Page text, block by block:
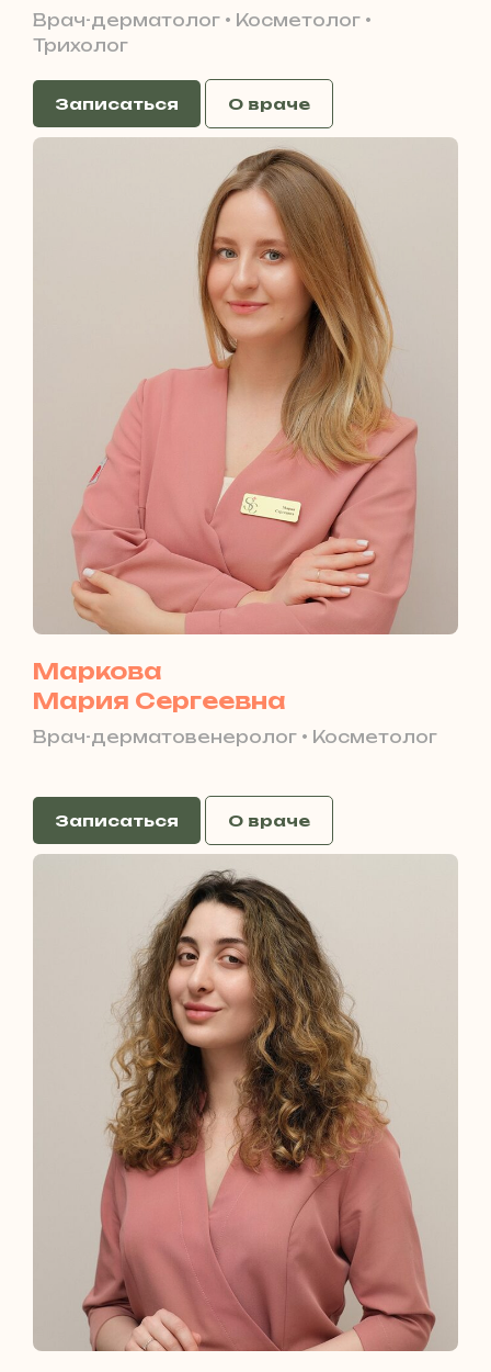
Врач-дерматолог • Косметолог •
Трихолог
Записаться О враче
Маркова
Мария Сергеевна
Врач-дерматовенеролог • Косметолог
Записаться О враче